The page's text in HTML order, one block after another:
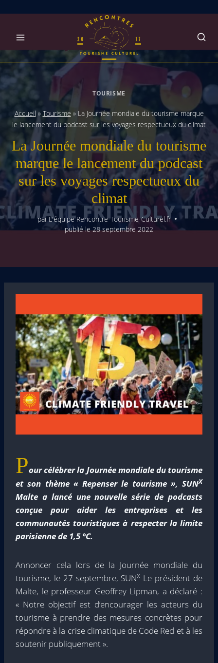
TOURISME
Accueil » Tourisme » La Journée mondiale du tourisme marque
le lancement du podcast sur les voyages respectueux du climat
La Journée mondiale du tourisme
marque le lancement du podcast
sur les voyages respectueux du
climat
parL'équipe Rencontre-Tourisme-Culturel.fr
publié le28 septembre 2022
Pour célébrer la Journée mondiale du tourisme
et son thème « Repenser le tourisme », SUNX
Malte a lancé une nouvelle série de podcasts
conçue pour aider les entreprises et les
communautés touristiques à respecter la limite
parisienne de 1,5 °C.
Annoncer cela lors de la Journée mondiale du
tourisme, le 27 septembre, SUNX Le président de
Malte, le professeur Geoffrey Lipman, a déclaré :
« Notre objectif est d’encourager les acteurs du
tourisme à prendre des mesures concrètes pour
répondre à la crise climatique de Code Red et à les
soutenir publiquement ».